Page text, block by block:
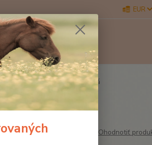
EUR
tričko Vera šedé/tmavomodrá
Ohodnotiť